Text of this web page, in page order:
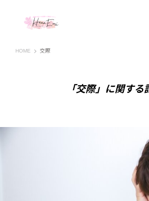
HOME はなえみ│HANAEMI│素敵な出会いを応援する
交際
「交際」に関する